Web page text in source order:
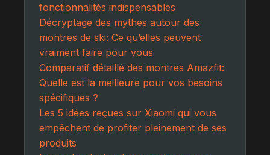
fonctionnalités indispensables
Décryptage des mythes autour des
montres de ski: Ce qu’elles peuvent
vraiment faire pour vous
Comparatif détaillé des montres Amazfit:
Quelle est la meilleure pour vos besoins
spécifiques ?
Les 5 idées reçues sur Xiaomi qui vous
empêchent de profiter pleinement de ses
produits